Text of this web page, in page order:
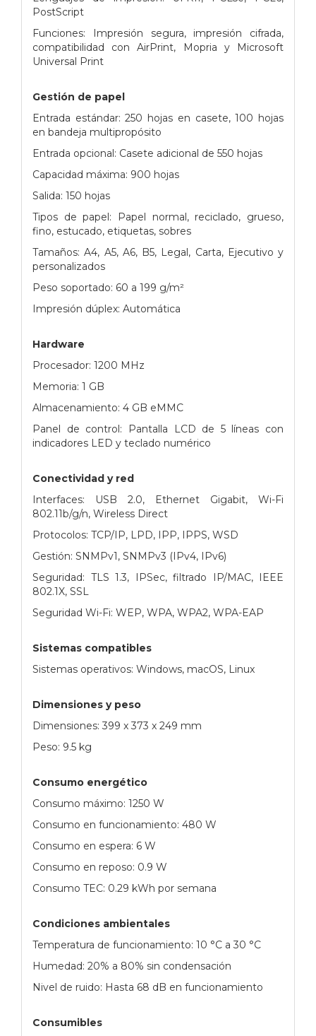
PostScript
Funciones: Impresión segura, impresión cifrada,
compatibilidad con AirPrint, Mopria y Microsoft
Universal Print
Gestión de papel
Entrada estándar: 250 hojas en casete, 100 hojas
en bandeja multipropósito
Entrada opcional: Casete adicional de 550 hojas
Capacidad máxima: 900 hojas
Salida: 150 hojas
Tipos de papel: Papel normal, reciclado, grueso,
fino, estucado, etiquetas, sobres
Tamaños: A4, A5, A6, B5, Legal, Carta, Ejecutivo y
personalizados
Peso soportado: 60 a 199 g/m²
Impresión dúplex: Automática
Hardware
Procesador: 1200 MHz
Memoria: 1 GB
Almacenamiento: 4 GB eMMC
Panel de control: Pantalla LCD de 5 líneas con
indicadores LED y teclado numérico
Conectividad y red
Interfaces: USB 2.0, Ethernet Gigabit, Wi-Fi
802.11b/g/n, Wireless Direct
Protocolos: TCP/IP, LPD, IPP, IPPS, WSD
Gestión: SNMPv1, SNMPv3 (IPv4, IPv6)
Seguridad: TLS 1.3, IPSec, filtrado IP/MAC, IEEE
802.1X, SSL
Seguridad Wi-Fi: WEP, WPA, WPA2, WPA-EAP
Sistemas compatibles
Sistemas operativos: Windows, macOS, Linux
Dimensiones y peso
Dimensiones: 399 x 373 x 249 mm
Peso: 9.5 kg
Consumo energético
Consumo máximo: 1250 W
Consumo en funcionamiento: 480 W
Consumo en espera: 6 W
Consumo en reposo: 0.9 W
Consumo TEC: 0.29 kWh por semana
Condiciones ambientales
Temperatura de funcionamiento: 10 °C a 30 °C
Humedad: 20% a 80% sin condensación
Nivel de ruido: Hasta 68 dB en funcionamiento
Consumibles